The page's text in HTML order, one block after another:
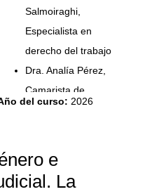
Salmoiraghi,
Especialista en
derecho del trabajo
Dra. Analía Pérez,
Camarista de
MODERADORA
confirmar.
del curso: 2026
e
La